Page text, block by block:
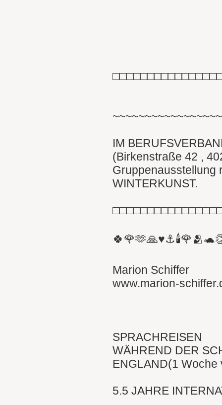
IM
(Birkenstraße 42 ,
Gruppenausstellung
WINTERKUNST.
Marion Schiffer
www.marion-
SPRACHREISEN
WÄHREND DER
ENGLAND(1
5.5 JAHRE